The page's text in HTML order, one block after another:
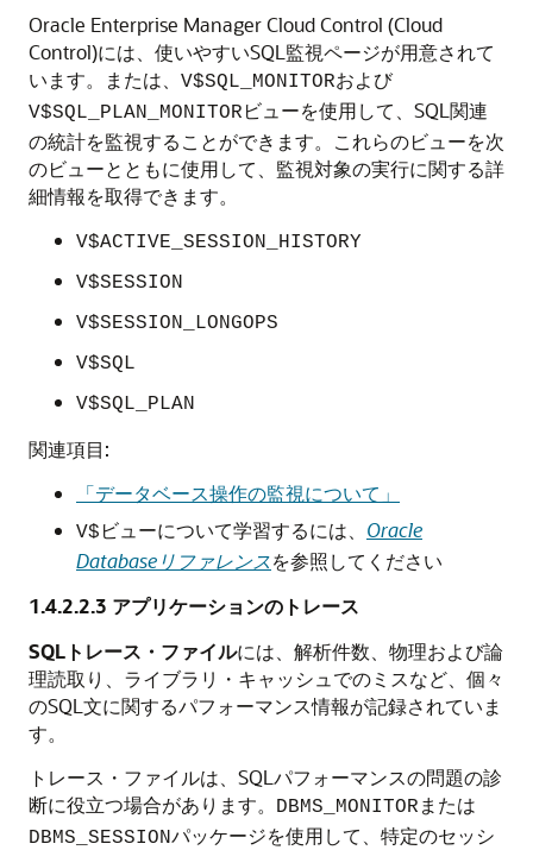
Oracle Enterprise Manager Cloud Control (Cloud
Control)には、使いやすいSQL監視ページが用意されて
います。または、 V$SQL_MONITORおよび
V$SQL_PLAN_MONITOR ビューを使用して、SQL関連
の統計を監視することができます。これらのビューを次
のビューとともに使用して、監視対象の実行に関する詳
細情報を取得できます。
V$ACTIVE_SESSION_HISTORY
V$SESSION
V$SESSION_LONGOPS
V$SQL
V$SQL_PLAN
関連項目:
「データベース操作の監視について」
V$ ビューについて学習するには、 Oracle
Databaseリファレンスを参照してください
1.4.2.2.3 アプリケーションのトレース
SQLトレース・ファイルには、解析件数、物理および論
理読取り、ライブラリ・キャッシュでのミスなど、個々
のSQL文に関するパフォーマンス情報が記録されていま
す。
トレース・ファイルは、SQLパフォーマンスの問題の診
断に役立つ場合があります。
DBMS_MONITOR または
DBMS_SESSIONパッケージを使用して、特定のセッシ